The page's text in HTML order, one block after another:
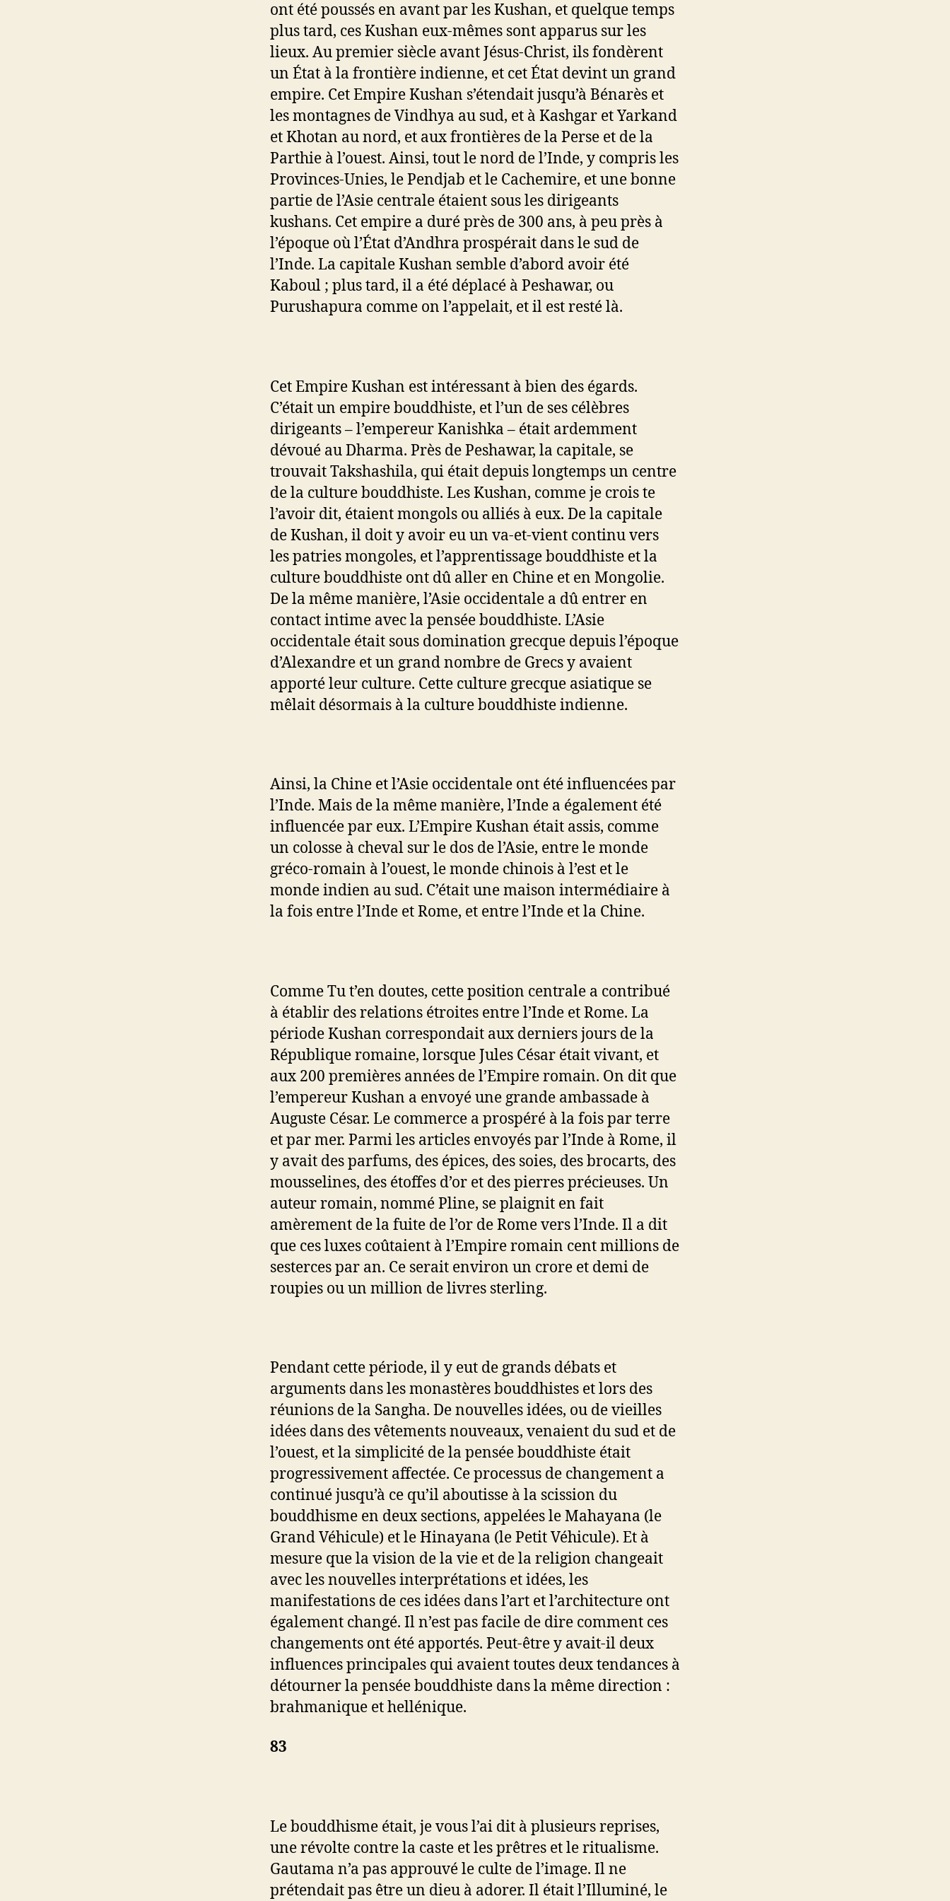
ont été poussés en avant par les Kushan, et quelque temps
plus tard, ces Kushan eux-mêmes sont apparus sur les
lieux. Au premier siècle avant Jésus-Christ, ils fondèrent
un État à la frontière indienne, et cet État devint un grand
empire. Cet Empire Kushan s’étendait jusqu’à Bénarès et
les montagnes de Vindhya au sud, et à Kashgar et Yarkand
et Khotan au nord, et aux frontières de la Perse et de la
Parthie à l’ouest. Ainsi, tout le nord de l’Inde, y compris les
Provinces-Unies, le Pendjab et le Cachemire, et une bonne
partie de l’Asie centrale étaient sous les dirigeants
kushans. Cet empire a duré près de 300 ans, à peu près à
l’époque où l’État d’Andhra prospérait dans le sud de
l’Inde. La capitale Kushan semble d’abord avoir été
Kaboul ; plus tard, il a été déplacé à Peshawar, ou
Purushapura comme on l’appelait, et il est resté là.
Cet Empire Kushan est intéressant à bien des égards.
C’était un empire bouddhiste, et l’un de ses célèbres
dirigeants – l’empereur Kanishka – était ardemment
dévoué au Dharma. Près de Peshawar, la capitale, se
trouvait Takshashila, qui était depuis longtemps un centre
de la culture bouddhiste. Les Kushan, comme je crois te
l’avoir dit, étaient mongols ou alliés à eux. De la capitale
de Kushan, il doit y avoir eu un va-et-vient continu vers
les patries mongoles, et l’apprentissage bouddhiste et la
culture bouddhiste ont dû aller en Chine et en Mongolie.
De la même manière, l’Asie occidentale a dû entrer en
contact intime avec la pensée bouddhiste. L’Asie
occidentale était sous domination grecque depuis l’époque
d’Alexandre et un grand nombre de Grecs y avaient
apporté leur culture. Cette culture grecque asiatique se
mêlait désormais à la culture bouddhiste indienne.
Ainsi, la Chine et l’Asie occidentale ont été influencées par
l’Inde. Mais de la même manière, l’Inde a également été
influencée par eux. L’Empire Kushan était assis, comme
un colosse à cheval sur le dos de l’Asie, entre le monde
gréco-romain à l’ouest, le monde chinois à l’est et le
monde indien au sud. C’était une maison intermédiaire à
la fois entre l’Inde et Rome, et entre l’Inde et la Chine.
Comme Tu t’en doutes, cette position centrale a contribué
à établir des relations étroites entre l’Inde et Rome. La
période Kushan correspondait aux derniers jours de la
République romaine, lorsque Jules César était vivant, et
aux 200 premières années de l’Empire romain. On dit que
l’empereur Kushan a envoyé une grande ambassade à
Auguste César. Le commerce a prospéré à la fois par terre
et par mer. Parmi les articles envoyés par l’Inde à Rome, il
y avait des parfums, des épices, des soies, des brocarts, des
mousselines, des étoffes d’or et des pierres précieuses. Un
auteur romain, nommé Pline, se plaignit en fait
amèrement de la fuite de l’or de Rome vers l’Inde. Il a dit
que ces luxes coûtaient à l’Empire romain cent millions de
sesterces par an. Ce serait environ un crore et demi de
roupies ou un million de livres sterling.
Pendant cette période, il y eut de grands débats et
arguments dans les monastères bouddhistes et lors des
réunions de la Sangha. De nouvelles idées, ou de vieilles
idées dans des vêtements nouveaux, venaient du sud et de
l’ouest, et la simplicité de la pensée bouddhiste était
progressivement affectée. Ce processus de changement a
continué jusqu’à ce qu’il aboutisse à la scission du
bouddhisme en deux sections, appelées le Mahayana (le
Grand Véhicule) et le Hinayana (le Petit Véhicule). Et à
mesure que la vision de la vie et de la religion changeait
avec les nouvelles interprétations et idées, les
manifestations de ces idées dans l’art et l’architecture ont
également changé. Il n’est pas facile de dire comment ces
changements ont été apportés. Peut-être y avait-il deux
influences principales qui avaient toutes deux tendances à
détourner la pensée bouddhiste dans la même direction :
brahmanique et hellénique.
83
Le bouddhisme était, je vous l’ai dit à plusieurs reprises,
une révolte contre la caste et les prêtres et le ritualisme.
Gautama n’a pas approuvé le culte de l’image. Il ne
prétendait pas être un dieu à adorer. Il était l’Illuminé, le